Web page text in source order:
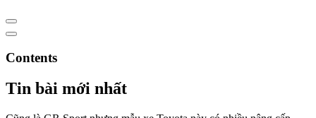
Contents
Tin bài mới nhất